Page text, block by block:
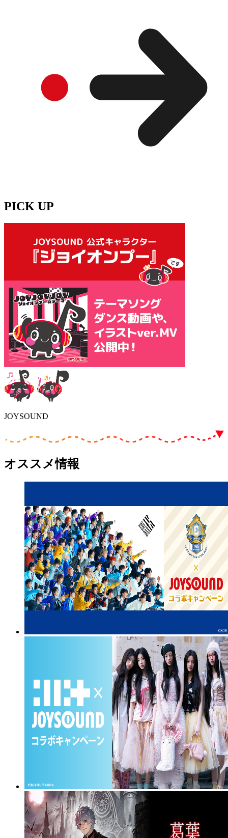
PICK UP
JOYSOUND
オススメ情報